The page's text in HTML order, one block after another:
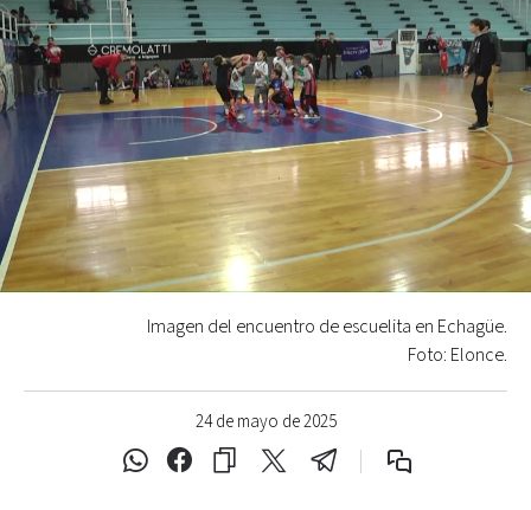
24 de mayo de 2025
Imagen del encuentro de escuelita en Echagüe.
Foto: Elonce.